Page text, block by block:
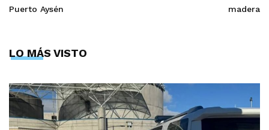
Puerto Aysén
madera
LO MÁS VISTO